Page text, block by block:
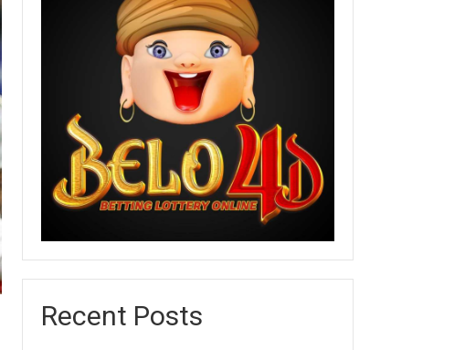
Recent Posts